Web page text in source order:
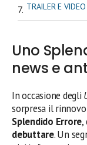
TRAILER E VIDEO
Uno
news e
In occasione degli
sorpresa il
Splendido Errore,
debuttare. Un